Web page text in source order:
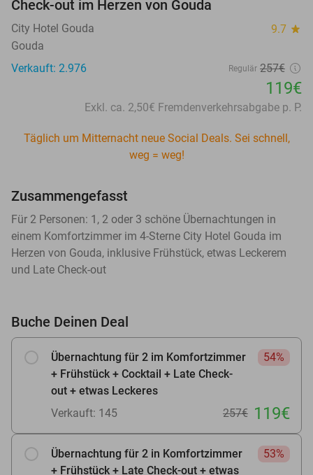
Check-out im Herzen von Gouda
City Hotel Gouda 9.7 star
Gouda
Verkauft: 2.976
Regulär 257€
119€
Exkl. ca. 2,50€ Fremdenverkehrsabgabe p. P.
Täglich um Mitternacht neue Social Deals. Sei schnell,
weg = weg!
Zusammengefasst
Für 2 Personen: 1, 2 oder 3 schöne Übernachtungen in
einem Komfortzimmer im 4-Sterne City Hotel Gouda im
Herzen von Gouda, inklusive Frühstück, etwas Leckerem
und Late Check-out
Buche Deinen Deal
Übernachtung für 2 im Komfortzimmer
+ Frühstück + Cocktail + Late Check-
out + etwas Leckeres
54%
Verkauft: 145 257€ 119€
Übernachtung für 2 in Komfortzimmer
+ Frühstück + Late Check-out + etwas
53%